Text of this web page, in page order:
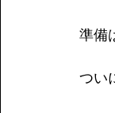
準備
つい